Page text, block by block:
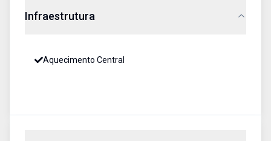
Infraestrutura
Aquecimento Central